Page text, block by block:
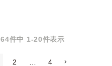
64件中 1-20件表示
2 4